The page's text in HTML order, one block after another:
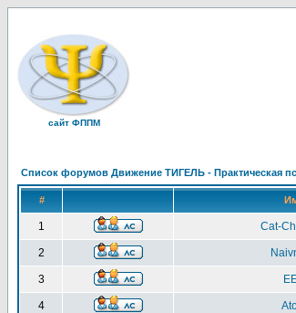
сайт ФППМ
Список форумов Движение ТИГЕЛЬ - Практическая
#
1 Cat-
2
3
4